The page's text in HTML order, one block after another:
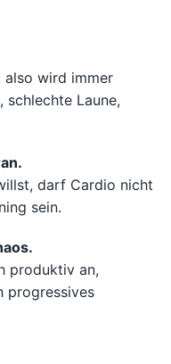
also wird immer
schlechte Laune,
darf Cardio nicht
sein.
produktiv an,
progressives